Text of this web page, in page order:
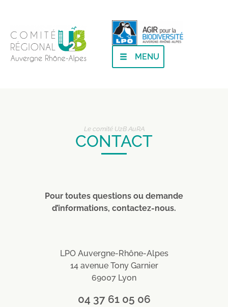
MENU
Le comité U2B AuRA
CONTACT
Pour toutes questions ou demande
d’informations, contactez-nous.
LPO Auvergne-Rhône-Alpes
14 avenue Tony Garnier
69007 Lyon
04 37 61 05 06